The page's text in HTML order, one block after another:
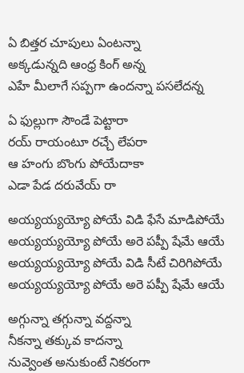
ఏ బిత్తర చూపులు ఏంటన్నా
అక్కడున్నది ఆంధ్ర కింగ్ అన్న
ఎహే మీలాగే సప్పగా ఉందన్నా పసలేదన్న
ఏ ఫుల్లుగా సౌండే పెట్టారా
రయ్ రాయంటూ రచ్చే లేపరా
ఆ హంగు బొంగు పోయేదాకా
ఎడా పేడ దరువేయ్ రా
అయ్యయ్యయ్యో పోయే విడి ఫేసే మాడిపోయే
అయ్యయ్యయ్యో పోయే అరె పప్పీ షేమే ఆయే
అయ్యయ్యయ్యో పోయే విడి సీటే చిరిగిపోయే
అయ్యయ్యయ్యో పోయే అరె పప్పీ షేమే ఆయే
అగ్గున్నా తగ్గున్నా వద్దన్నా
నీకన్నా తక్కువ కాదన్నా
నువ్వెంత అనుకుంటే నికరంగా